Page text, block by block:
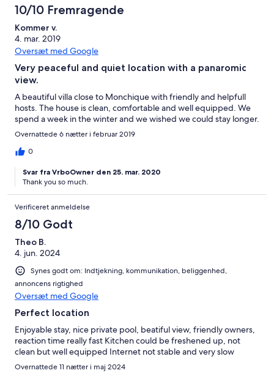
10/10 Fremragende
Kommer v.
4. mar. 2019
Oversæt med Google
Very peaceful and quiet location with a panaromic
view.
A beautiful villa close to Monchique with friendly and helpfull
hosts. The house is clean, comfortable and well equipped. We
spend a week in the winter and we wished we could stay longer.
Overnattede 6 nætter i februar 2019
0
Svar fra VrboOwner den 25. mar. 2020
Thank you so much.
Verificeret anmeldelse
8/10 Godt
Theo B.
4. jun. 2024
Synes godt om: Indtjekning, kommunikation, beliggenhed,
annoncens rigtighed
Oversæt med Google
Perfect location
Enjoyable stay, nice private pool, beatiful view, friendly owners,
reaction time really fast Kitchen could be freshened up, not
clean but well equipped Internet not stable and very slow
Overnattede 11 nætter i maj 2024